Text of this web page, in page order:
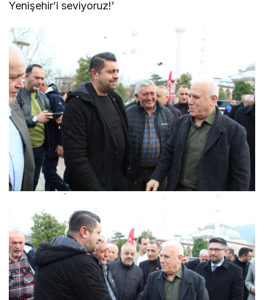
Yenişehir’i seviyoruz!’